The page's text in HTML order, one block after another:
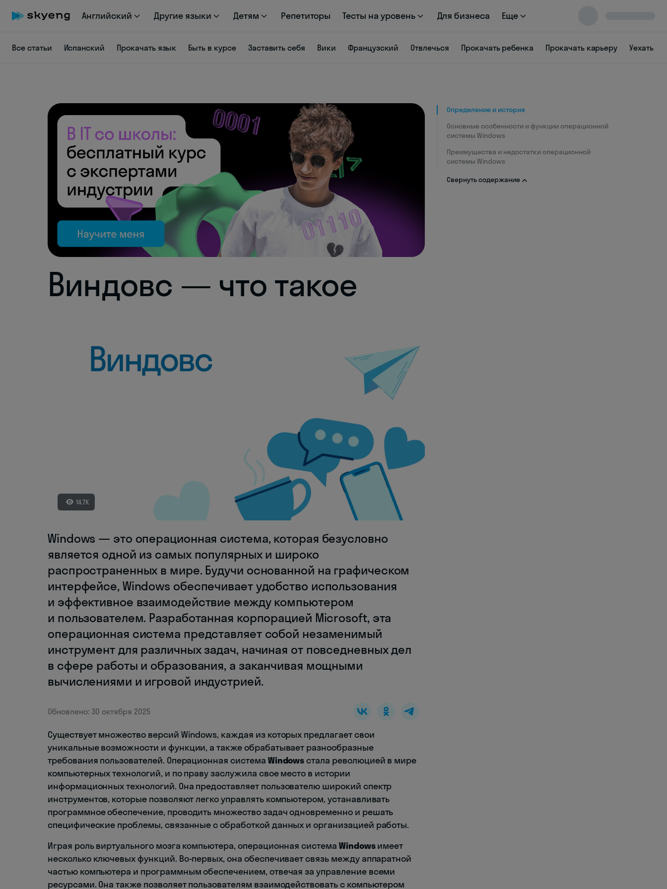
Английский Другие языки Детям Репетиторы Тесты на уровень Для бизнеса Еще
Все статьи Испанский Прокачать язык Быть в курсе Заставить себя Вики Французский Отвлечься Прокачать ребенка Прокачать карьеру Уехать
Виндовс — что такое
14.7K
Windows — это операционная система, которая безусловно
является одной из самых популярных и широко
распространенных в мире. Будучи основанной на графическом
интерфейсе, Windows обеспечивает удобство использования
и эффективное взаимодействие между компьютером
и пользователем. Разработанная корпорацией Microsoft, эта
операционная система представляет собой незаменимый
инструмент для различных задач, начиная от повседневных дел
в сфере работы и образования, а заканчивая мощными
вычислениями и игровой индустрией.
Обновлено: 30 октября 2025
Существует множество версий Windows, каждая из которых предлагает свои
уникальные возможности и функции, а также обрабатывает разнообразные
требования пользователей. Операционная система Windowsстала революцией в мире
компьютерных технологий, и по праву заслужила свое место в истории
информационных технологий. Она предоставляет пользователю широкий спектр
инструментов, которые позволяют легко управлять компьютером, устанавливать
программное обеспечение, проводить множество задач одновременно и решать
специфические проблемы, связанные с обработкой данных и организацией работы.
Играя роль виртуального мозга компьютера, операционная система Windowsимеет
несколько ключевых функций. Во-первых, она обеспечивает связь между аппаратной
частью компьютера и программным обеспечением, отвечая за управление всеми
ресурсами. Она также позволяет пользователям взаимодействовать с компьютером
Определение и история
Основные особенности и функции операционной
системы Windows
Преимущества и недостатки операционной
системы Windows
Свернуть содержание